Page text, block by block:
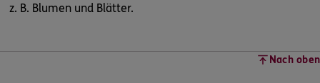
z. B. Blumen und Blätter.
Nach oben